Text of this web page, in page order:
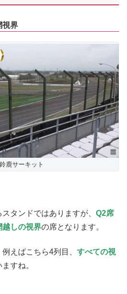
視界
鹿サーキット
タンドではありますが、 Q2席
越しの視界の席となります。
えばこちら4列目、 すべての視
すね。